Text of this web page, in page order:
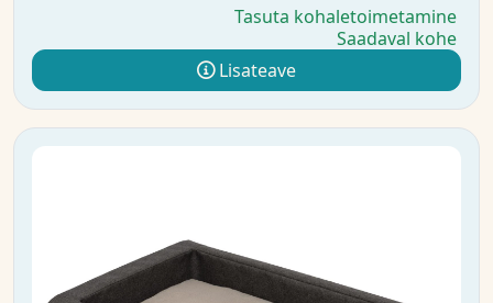
Tasuta kohaletoimetamine
Saadaval kohe
Lisateave